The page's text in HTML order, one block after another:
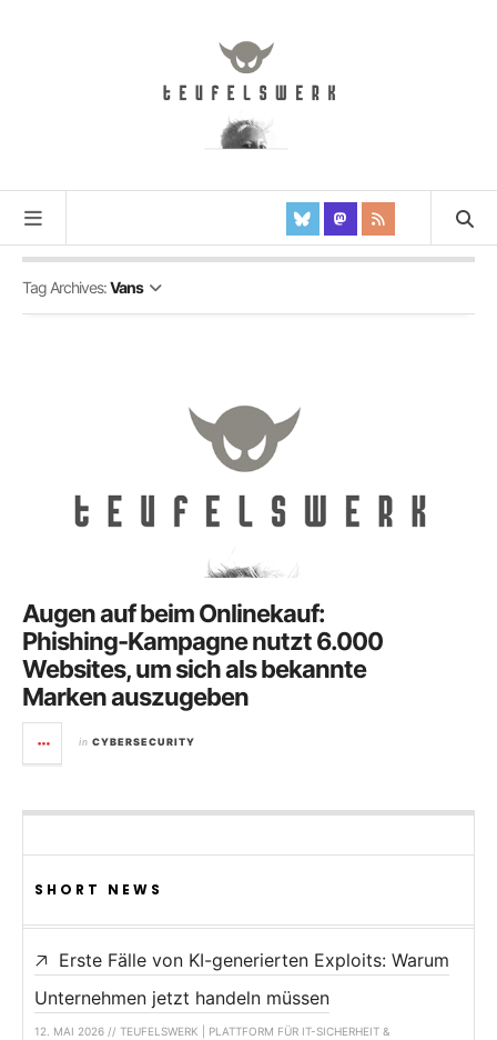
Tag Archives:Vans
Augen auf beim Onlinekauf:
Phishing-Kampagne nutzt 6.000
Websites, um sich als bekannte
Marken auszugeben
in CYBERSECURITY
SHORT NEWS
Erste Fälle von KI-generierten Exploits: Warum
Unternehmen jetzt handeln müssen
12. MAI 2026 // TEUFELSWERK | PLATTFORM FÜR IT-SICHERHEIT &